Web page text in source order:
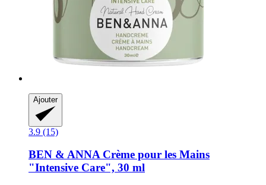
Ajouter
3.9 (15)
BEN & ANNACrème pour les Mains
"Intensive Care", 30 ml